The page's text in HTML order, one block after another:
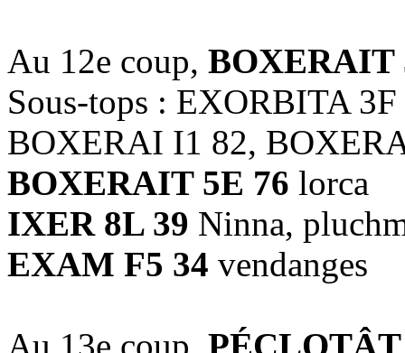
Au 12e coup, BOXERAIT
Sous-tops : EXORBITA
BOXERAI I1 82,
BOXERAIT 5E 76 lorca
IXER 8L 39 Ninna,
EXAM F5 34 vendanges